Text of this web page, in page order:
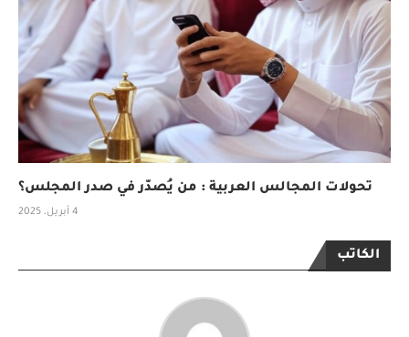
تحولات المجالس العربية : من يُصدّر في صدر المجلس؟
4 أبريل، 2025
الكاتب